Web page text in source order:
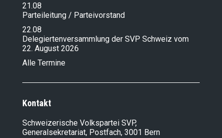
21.08
Parteileitung / Parteivorstand
22.08
Delegiertenversammlung der SVP Schweiz vom
22. August 2026
Alle Termine
Kontakt
Schweizerische Volkspartei SVP,
Generalsekretariat, Postfach, 3001 Bern